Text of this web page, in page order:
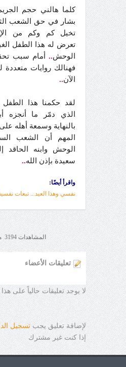
كلما هالني حجم
بشار في حق الشعب
تخيل كم وكم من
تعرض له هذا الطفل
الوحش.. أمام سبب
فهنالك روايات متعددة
الآن..
لقد حكمنا هذا الطفل
الذي دمّر ما أنجزه
بالنهاية وسمعة أهله
المهم أن الشعب
الوحش وابنه الحاقد
سعيدة بإذن الله..
واقرأ أيضًا:
نفسي وهذا العيد... تبعات
المشاهدات 3194 معدل الترشيح
تعليقات الأعضاء
لا يوجد تعليقات حالياً على
لإضافة تعليق يجب تسجيل
إذا كنت غير مشترك